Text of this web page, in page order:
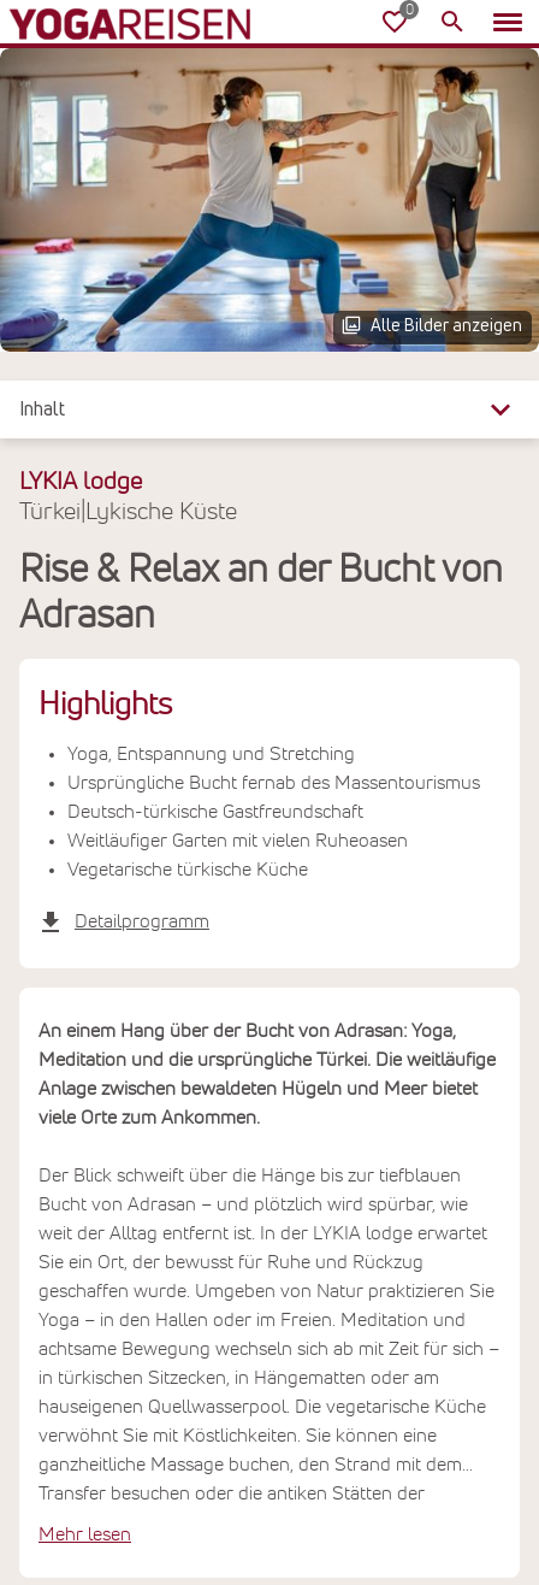
Alle Bilder anzeigen
Inhalt
Überblick
Reiseinfos
Leistungen
LYKIA lodge
Türkei Lykische Küste
Rise & Relax an der Bucht von
Adrasan
Highlights
Yoga, Entspannung und Stretching
Ursprüngliche Bucht fernab des Massentourismus
Deutsch-türkische Gastfreundschaft
Weitläufiger Garten mit vielen Ruheoasen
Vegetarische türkische Küche
Detailprogramm
An einem Hang über der Bucht von Adrasan: Yoga,
Meditation und die ursprüngliche Türkei. Die weitläufige
Anlage zwischen bewaldeten Hügeln und Meer bietet
viele Orte zum Ankommen.
Der Blick schweift über die Hänge bis zur tiefblauen
Bucht von Adrasan – und plötzlich wird spürbar, wie
weit der Alltag entfernt ist. In der LYKIA lodge erwartet
Sie ein Ort, der bewusst für Ruhe und Rückzug
geschaffen wurde. Umgeben von Natur praktizieren Sie
Yoga – in den Hallen oder im Freien. Meditation und
achtsame Bewegung wechseln sich ab mit Zeit für sich –
in türkischen Sitzecken, in Hängematten oder am
hauseigenen Quellwasserpool. Die vegetarische Küche
verwöhnt Sie mit Köstlichkeiten. Sie können eine
ganzheitliche Massage buchen, den Strand mit dem
Transfer besuchen oder die antiken Stätten der
Sie entscheiden selbst, wie Sie Ihre Tage gestalten
Mehr lesen